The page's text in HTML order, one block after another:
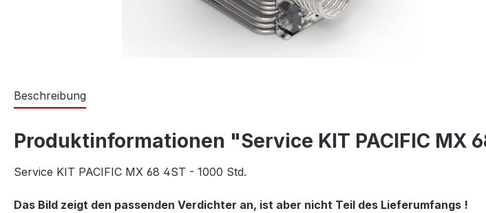
Beschreibung
Produktinformationen "Service KIT PACIFIC MX
Service KIT PACIFIC MX 68 4ST - 1000 Std.
Das Bild zeigt den passenden Verdichter an, ist aber nicht Teil des Lieferumfangs !